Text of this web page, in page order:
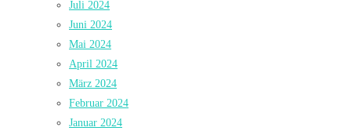
Juli 2024
Juni 2024
Mai 2024
April 2024
März 2024
Februar 2024
Januar 2024